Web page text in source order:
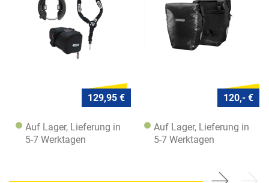
129,95 €
Auf Lager, Lieferung in
5-7 Werktagen
120,- €
Auf Lager, Lieferung in
5-7 Werktagen